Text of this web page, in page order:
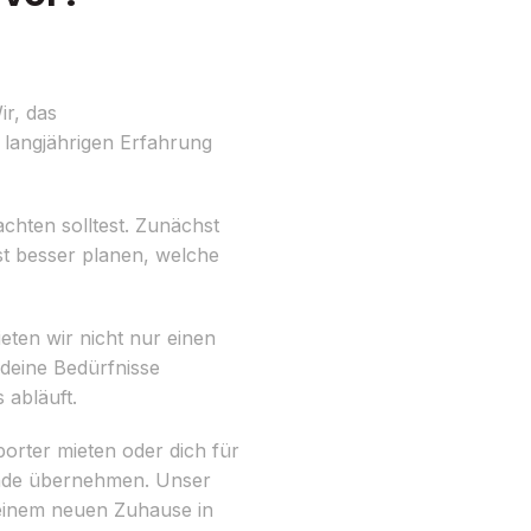
das
Erfahrung
solltest. Zunächst
besser planen, welche
wir nicht nur einen
Bedürfnisse
abläuft.
mieten oder dich für
übernehmen. Unser
neuen Zuhause in